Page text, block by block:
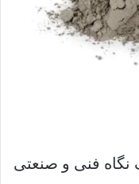
فنی و صنعتی